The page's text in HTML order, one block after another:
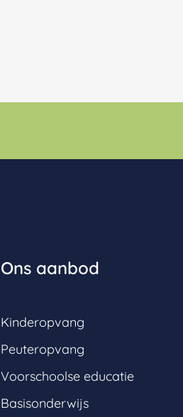
Ons aanbod
Kinderopvang
Peuteropvang
Voorschoolse educatie
Basisonderwijs